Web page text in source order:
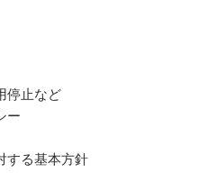
停止など
ー
する基本方針